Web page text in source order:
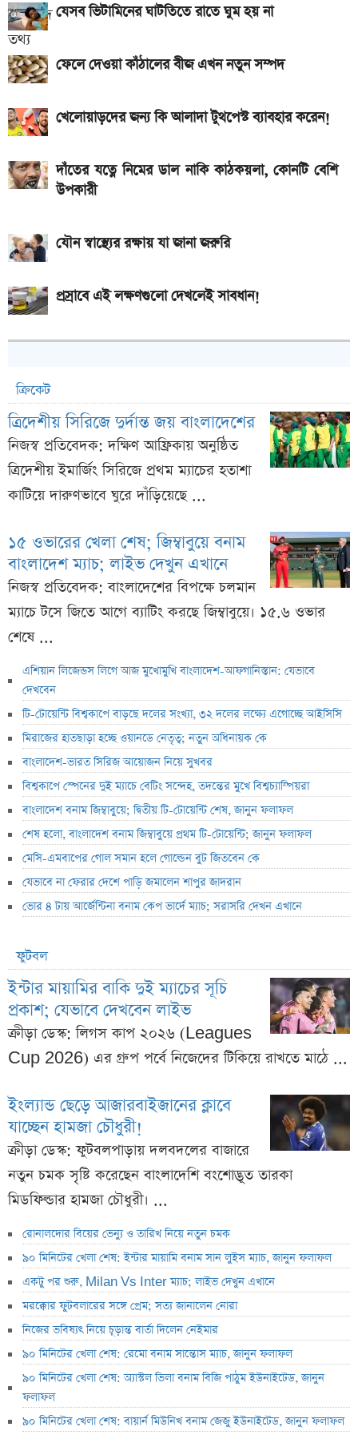
আজকের সকল দেশের টাকার রেট: ০৫ আগস্ট ২০২৬
আসছে টানা ৫ দিনের বৃষ্টি!
যেসব ভিটামিনের ঘাটতিতে রাতে ঘুম হয় না
ফেলে দেওয়া কাঁঠালের বীজ এখন নতুন সম্পদ
খেলোয়াড়দের জন্য কি আলাদা টুথপেস্ট ব্যাবহার করেন!
দাঁতের যত্নে নিমের ডাল নাকি কাঠকয়লা, কোনটি বেশি
উপকারী
যৌন স্বাস্থ্যের রক্ষায় যা জানা জরুরি
প্রস্রাবে এই লক্ষণগুলো দেখলেই সাবধান!
ক্রিকেট
ত্রিদেশীয় সিরিজে দুর্দান্ত জয় বাংলাদেশের
নিজস্ব প্রতিবেদক: দক্ষিণ আফ্রিকায় অনুষ্ঠিত
ত্রিদেশীয় ইমার্জিং সিরিজে প্রথম ম্যাচের হতাশা
কাটিয়ে দারুণভাবে ঘুরে দাঁড়িয়েছে ...
১৫ ওভারের খেলা শেষ; জিম্বাবুয়ে বনাম
বাংলাদেশ ম্যাচ; লাইভ দেখুন এখানে
নিজস্ব প্রতিবেদক: বাংলাদেশের বিপক্ষে চলমান
ম্যাচে টসে জিতে আগে ব্যাটিং করছে জিম্বাবুয়ে। ১৫.৬ ওভার
শেষে ...
এশিয়ান লিজেন্ডস লিগে আজ মুখোমুখি বাংলাদেশ-আফগানিস্তান: যেভাবে
দেখবেন
টি-টোয়েন্টি বিশ্বকাপে বাড়ছে দলের সংখ্যা, ৩২ দলের লক্ষ্যে এগোচ্ছে আইসিসি
মিরাজের হাতছাড়া হচ্ছে ওয়ানডে নেতৃত্ব; নতুন অধিনায়ক কে
বাংলাদেশ-ভারত সিরিজ আয়োজন নিয়ে সুখবর
বিশ্বকাপে স্পেনের দুই ম্যাচে বেটিং সন্দেহ, তদন্তের মুখে বিশ্বচ্যাম্পিয়রা
বাংলাদেশ বনাম জিম্বাবুয়ে; দ্বিতীয় টি-টোয়েন্টি শেষ, জানুন ফলাফল
শেষ হলো, বাংলাদেশ বনাম জিম্বাবুয়ে প্রথম টি-টোয়েন্টি; জানুন ফলাফল
মেসি-এমবাপের গোল সমান হলে গোল্ডেন বুট জিতবেন কে
যেভাবে না ফেরার দেশে পাড়ি জমালেন শাপুর জাদরান
ভোর ৪ টায় আর্জেন্টিনা বনাম কেপ ভার্দে ম্যাচ; সরাসরি দেখন এখানে
ফুটবল
ইন্টার মায়ামির বাকি দুই ম্যাচের সূচি
প্রকাশ; যেভাবে দেখবেন লাইভ
ক্রীড়া ডেস্ক: লিগস কাপ ২০২৬ (Leagues
Cup 2026) এর গ্রুপ পর্বে নিজেদের টিকিয়ে রাখতে মাঠে ...
ইংল্যান্ড ছেড়ে আজারবাইজানের ক্লাবে
যাচ্ছেন হামজা চৌধুরী!
ক্রীড়া ডেস্ক: ফুটবলপাড়ায় দলবদলের বাজারে
নতুন চমক সৃষ্টি করেছেন বাংলাদেশি বংশোদ্ভূত তারকা
মিডফিল্ডার হামজা চৌধুরী। ...
রোনালদোর বিয়ের ভেন্যু ও তারিখ নিয়ে নতুন চমক
৯০ মিনিটের খেলা শেষ: ইন্টার মায়ামি বনাম সান লুইস ম্যাচ, জানুন ফলাফল
একটু পর শুরু, Milan Vs Inter ম্যাচ; লাইভ দেখুন এখানে
মরক্কোর ফুটবলারের সঙ্গে প্রেম; সত্য জানালেন নোরা
নিজের ভবিষ্যৎ নিয়ে চূড়ান্ত বার্তা দিলেন নেইমার
৯০ মিনিটের খেলা শেষ: রেমো বনাম সান্তোস ম্যাচ, জানুন ফলাফল
৯০ মিনিটের খেলা শেষ: অ্যাস্টল ভিলা বনাম বিজি পাঠুম ইউনাইটেড, জানুন
ফলাফল
৯০ মিনিটের খেলা শেষ: বায়ার্ন মিউনিখ বনাম জেজু ইউনাইটেড, জানুন ফলাফল